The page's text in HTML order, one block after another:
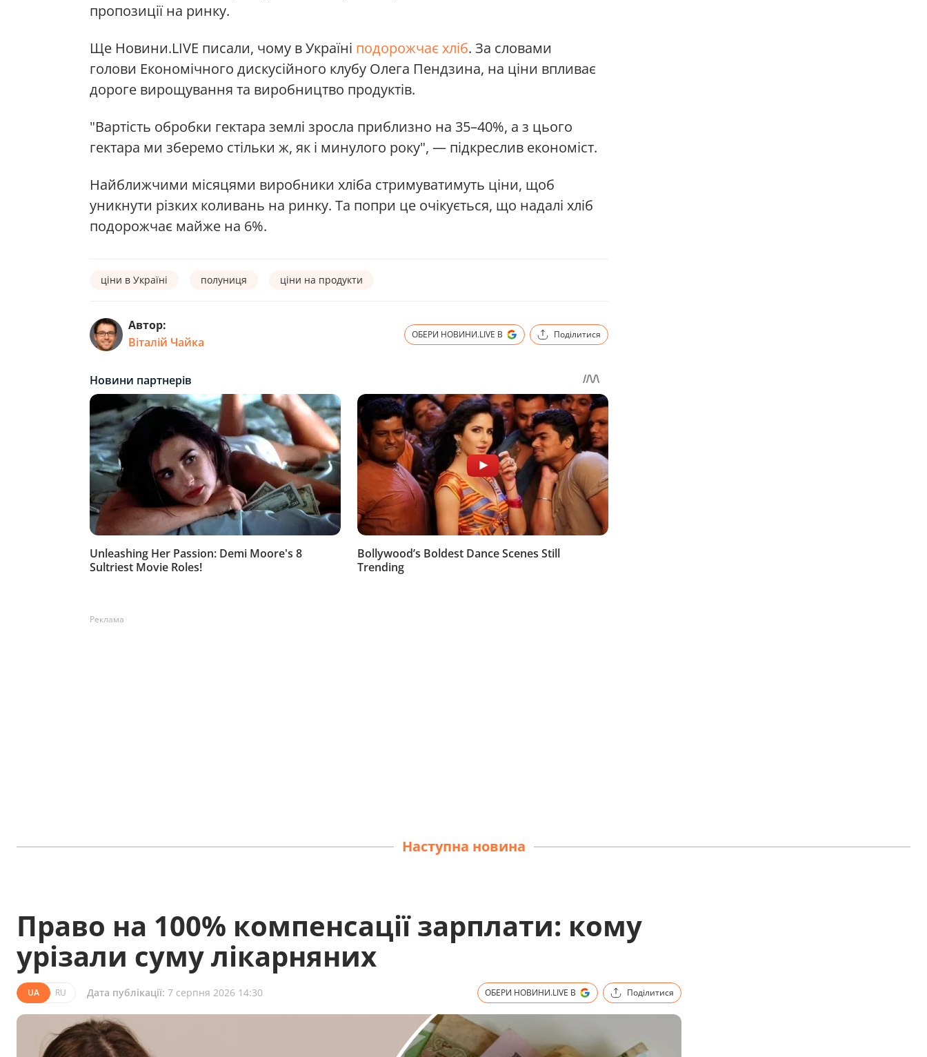
пропозиції на ринку.
Ще Новини.LIVE писали, чому в Україні подорожчає хліб. За словами
голови Економічного дискусійного клубу Олега Пендзина, на ціни впливає
дороге вирощування та виробництво продуктів.
"Вартість обробки гектара землі зросла приблизно на 35–40%, а з цього
гектара ми зберемо стільки ж, як і минулого року", — підкреслив економіст.
Найближчими місяцями виробники хліба стримуватимуть ціни, щоб
уникнути різких коливань на ринку. Та попри це очікується, що надалі хліб
подорожчає майже на 6%.
ціни в Україні полуниця ціни на продукти
Автор:
Віталій Чайка
ОБЕРИ НОВИНИ.LIVE В Поділитися
Реклама
Наступна новина
Право на 100% компенсації зарплати: кому
урізали суму лікарняних
UA RU Дата публікації: 7 серпня 2026 14:30 ОБЕРИ НОВИНИ.LIVE В Поділитися